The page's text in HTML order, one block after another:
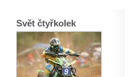
Svět čtyřkolek